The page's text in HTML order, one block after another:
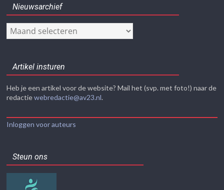
Nieuwsarchief
Nieuwsarchief
Artikel insturen
Heb je een artikel voor de website? Mail het (svp. met foto!) naar de
redactiewebredactie@av23.nl.
Inloggen voor auteurs
Steun ons